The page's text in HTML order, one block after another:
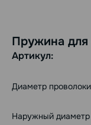
Пружина для
Артикул:
Диаметр
Наружный диаметр